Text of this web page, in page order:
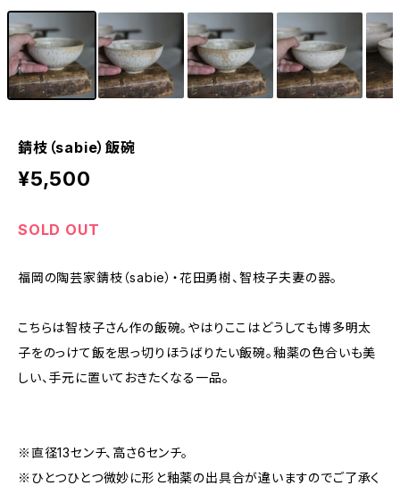
錆枝（sabie）飯碗
¥5,500
SOLD OUT
福岡の陶芸家錆枝（sabie）・花田勇樹、智枝子夫妻の器。
こちらは智枝子さん作の飯碗。やはりここはどうしても博多明太
子をのっけて飯を思っ切りほうばりたい飯碗。釉薬の色合いも美
しい、手元に置いておきたくなる一品。
※直径13センチ、高さ6センチ。
※ひとつひとつ微妙に形と釉薬の出具合が違いますのでご了承く